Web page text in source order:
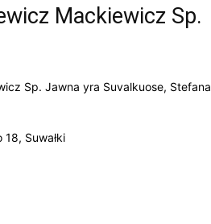
Mackiewicz Sp.
Sp. Jawna yra Suvalkuose, Stefana
Suwałki